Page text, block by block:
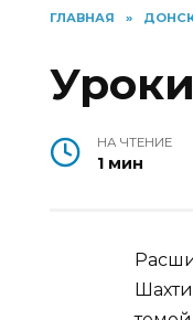
ГЛАВНАЯ »
НА ЧТЕНИЕ
1 мин